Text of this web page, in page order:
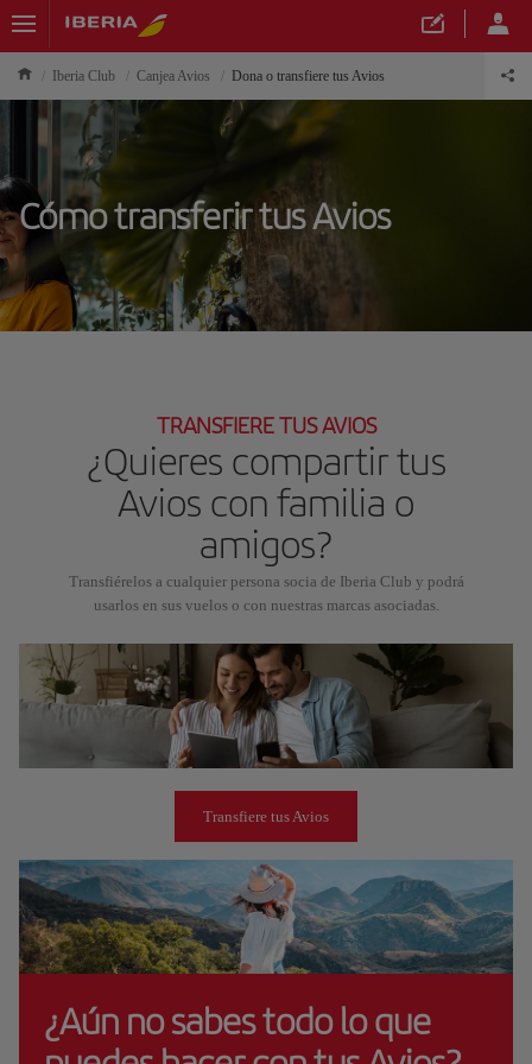
Iberia Club Canjea Avios Dona o transfiere tus Avios
Cómo transferir tus Avios
TRANSFIERE TUS AVIOS
¿Quieres compartir tus
Avios con familia o
amigos?
Transfiérelos a cualquier persona socia de Iberia Club y podrá
usarlos en sus vuelos o con nuestras marcas asociadas.
Transfiere tus Avios
¿Aún no sabes todo lo que